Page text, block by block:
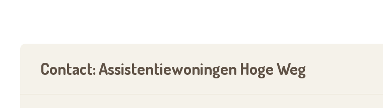
Contact: Assistentiewoningen Hoge Weg